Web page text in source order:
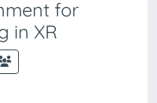
for
in XR